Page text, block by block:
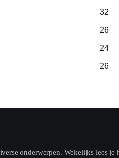
32
26
24
26
onderwerpen. Wekelijks lees je